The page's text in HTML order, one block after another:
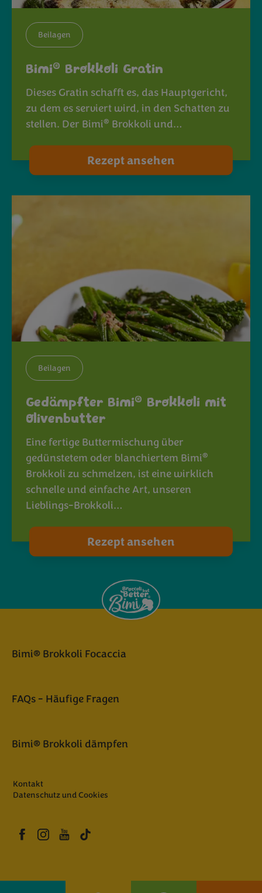
Beilagen
Bimi® Brokkoli Gratin
Dieses Gratin schafft es, das Hauptgericht,
zu dem es serviert wird, in den Schatten zu
stellen. Der Bimi® Brokkoli und…
Rezept ansehen
Beilagen
Gedämpfter Bimi® Brokkoli mit
Olivenbutter
Eine fertige Buttermischung über
gedünstetem oder blanchiertem Bimi®
Brokkoli zu schmelzen, ist eine wirklich
schnelle und einfache Art, unseren
Lieblings-Brokkoli…
Rezept ansehen
Bimi® Brokkoli Focaccia
FAQs - Häufige Fragen
Bimi® Brokkoli dämpfen
Kontakt
Datenschutz und Cookies